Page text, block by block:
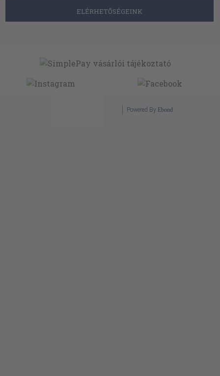
ELÉRHETŐSÉGEINK
Powered By Ebond